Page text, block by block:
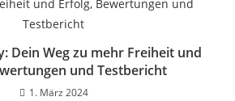
Dein Weg zu mehr Freiheit und
und Testbericht
1. März 2024